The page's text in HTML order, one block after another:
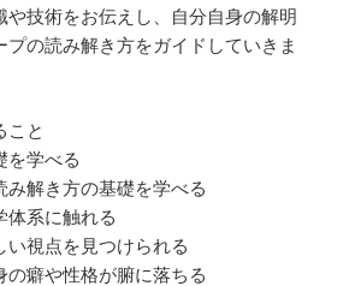
や技術をお伝えし、自分自身の解明
プの読み解き方をガイドしていきま
こと
を学べる
み解き方の基礎を学べる
体系に触れる
い視点を見つけられる
の癖や性格が腑に落ちる